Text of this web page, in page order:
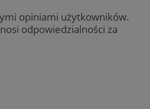
opiniami użytkowników.
odpowiedzialności za